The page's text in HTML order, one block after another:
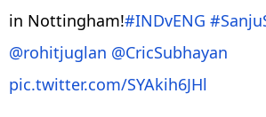
in Nottingham!#INDvENG
@rohitjuglan @CricSubhayan
pic.twitter.com/SYAkih6JHl